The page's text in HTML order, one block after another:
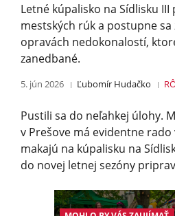
Letné kúpalisko na Sídlisku
mestských rúk a postupne sa
opravách nedokonalostí,
zanedbané.
5. jún 2026 Ľubomír Hudačko
Pustili sa do neľahkej úlohy.
v Prešove má evidentne rado
makajú na kúpalisku na
do novej letnej sezóny